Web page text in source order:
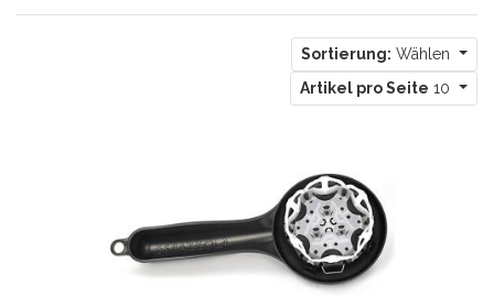
Sortierung: Wählen
Artikel pro Seite 10